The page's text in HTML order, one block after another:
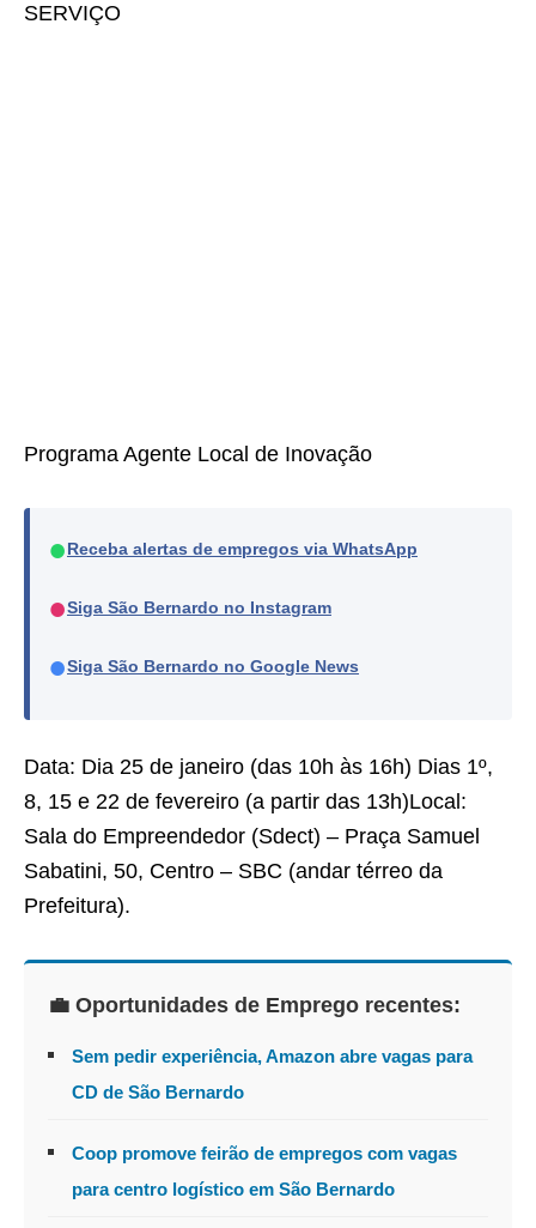
SERVIÇO
Programa Agente Local de Inovação
● Receba alertas de empregos via WhatsApp
●Siga São Bernardo no Instagram
●Siga São Bernardo no Google News
Data: Dia 25 de janeiro (das 10h às 16h) Dias 1º,
8, 15 e 22 de fevereiro (a partir das 13h)Local:
Sala do Empreendedor (Sdect) – Praça Samuel
Sabatini, 50, Centro – SBC (andar térreo da
Prefeitura).
💼 Oportunidades de Emprego recentes:
Sem pedir experiência, Amazon abre vagas para
CD de São Bernardo
Coop promove feirão de empregos com vagas
para centro logístico em São Bernardo